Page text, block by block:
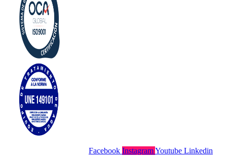
Facebook InstagramYoutube Linkedin